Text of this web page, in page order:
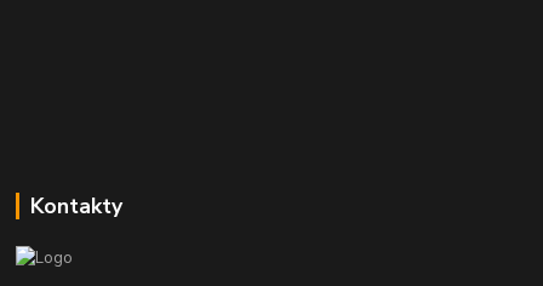
Kontakty